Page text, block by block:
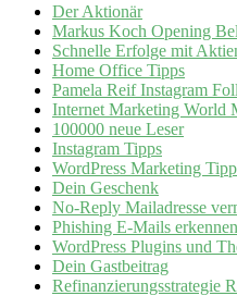
Der Aktionär
Markus Koch Opening
Schnelle Erfolge mit
Home Office Tipps
Pamela Reif Instagram
Internet Marketing World
100000 neue Leser
Instagram Tipps
WordPress Marketing
Dein Geschenk
No-Reply Mailadresse
Phishing E-Mails erkennen
WordPress Plugins und
Dein Gastbeitrag
Refinanzierungsstrategie